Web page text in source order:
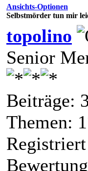
Ansichts-Optionen
Selbstmörder tun mir
topolino
Senior
Beiträge:
Themen: